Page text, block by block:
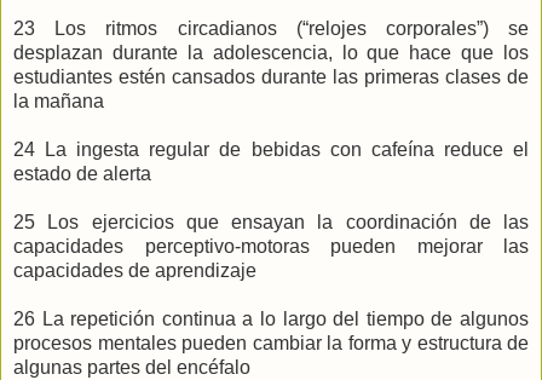
23 Los ritmos circadianos (“relojes corporales”) se
desplazan durante la adolescencia, lo que hace que los
estudiantes estén cansados durante las primeras clases de
la mañana
24 La ingesta regular de bebidas con cafeína reduce el
estado de alerta
25 Los ejercicios que ensayan la coordinación de las
capacidades perceptivo-motoras pueden mejorar las
capacidades de aprendizaje
26 La repetición continua a lo largo del tiempo de algunos
procesos mentales pueden cambiar la forma y estructura de
algunas partes del encéfalo